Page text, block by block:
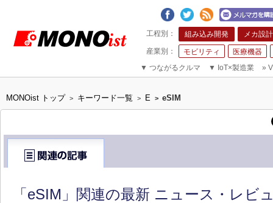
組み込み開発 メカ設計
モビリティ
医療機器
▼ つながるクルマ ▼ IoT×製造業 »
MONOist トップ > キーワード一覧 > E > eSIM
「eSIM」関連の最新 ニュース・レビ